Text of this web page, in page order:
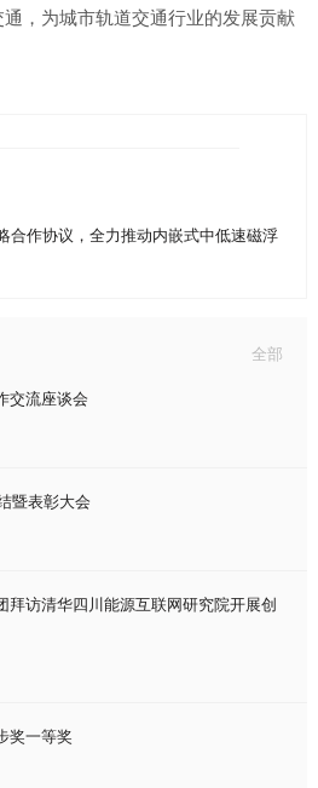
，为城市轨道交通行业的发展贡献
合作协议，全力推动内嵌式中低速磁浮
全部
交流座谈会
暨表彰大会
拜访清华四川能源互联网研究院开展创
奖一等奖